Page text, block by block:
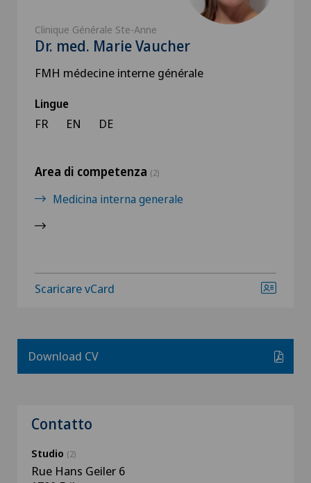
Clinique Générale Ste-Anne
Dr. med. Marie Vaucher
FMH médecine interne générale
Lingue
FR EN DE
Area di competenza (2)
Medicina interna generale
Scaricare vCard
Download CV
Contatto
Studio (2)
Rue Hans Geiler 6